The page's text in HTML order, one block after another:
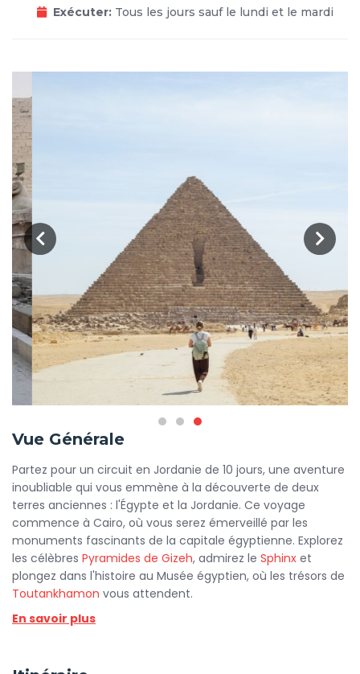
Exécuter: Tous les jours sauf le lundi et le mardi
Vue Générale
Partez pour un circuit en Jordanie de 10 jours, une aventure
inoubliable qui vous emmène à la découverte de deux
terres anciennes : l'Égypte et la Jordanie. Ce voyage
commence à Cairo, où vous serez émerveillé par les
monuments fascinants de la capitale égyptienne. Explorez
les célèbres Pyramides de Gizeh, admirez le Sphinx et
plongez dans l'histoire au Musée égyptien, où les trésors de
Toutankhamon vous attendent.
Après cette immersion dans l'histoire égyptienne, prenez
En savoir plus